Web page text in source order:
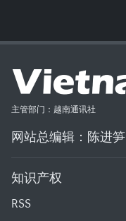
主管部门：越南通讯社
网站总编辑：陈进笋
知识产权
RSS